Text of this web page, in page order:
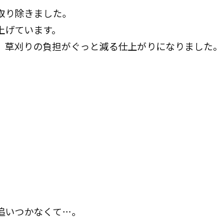
除きました。
ています。
刈りの負担がぐっと減る仕上がりになりました。
いつかなくて…。